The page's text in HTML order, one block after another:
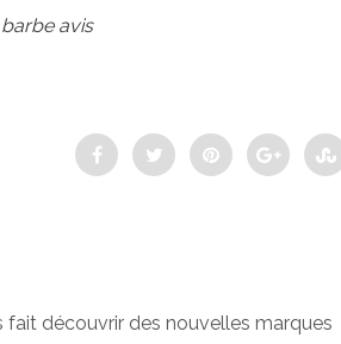
avis
découvrir des nouvelles marques